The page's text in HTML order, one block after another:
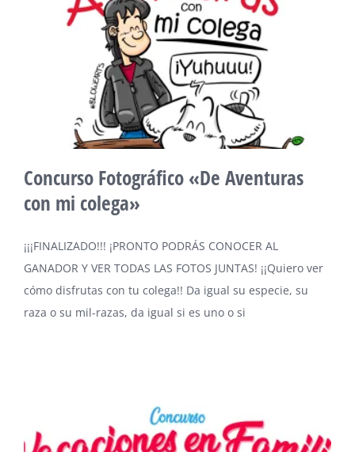
Concurso Fotográfico «De Aventuras
con mi colega»
¡¡¡FINALIZADO!!! ¡PRONTO PODRÁS CONOCER AL
GANADOR Y VER TODAS LAS FOTOS JUNTAS! ¡¡Quiero ver
cómo disfrutas con tu colega!! Da igual su especie, su
raza o su mil-razas, da igual si es uno o si